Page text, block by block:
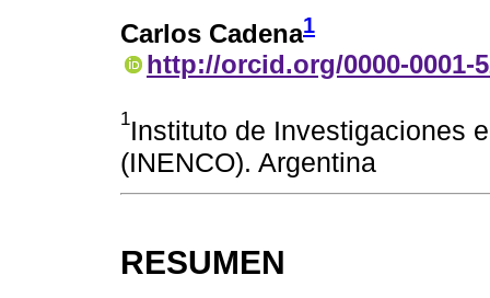
Carlos Cadena1
http://orcid.org/0000-0001-
1Instituto de Investigaciones
(INENCO). Argentina
RESUMEN